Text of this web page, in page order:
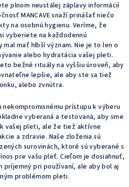
plnom neustálej záplavy informácií
MANCAVE snaží prinášať niečo
na osobnú hygienu. Veríme, že
vyberiete na každodennú
mať hlbší význam. Nie je to len o
alebo hydratácia vašej pleti.
bežné rituály na vyššiu úroveň, aby
lepšie, ale aby ste sa tiež
alebo zvnútra.
nekompromisnému prístupu k výberu
vyberaná a testovaná, aby sme
vašej pleti, ale že tiež aktívne
a zdravie. Naše zloženia sú
surovinách, ktoré sú vyberané s
pre vašu pleť. Cieľom je dosiahnuť,
pri používaní, ale aby bol aj
problémom pleti.